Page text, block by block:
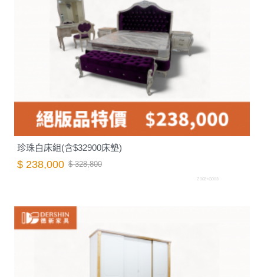
珍珠白床組(含$32900床墊)
$ 238,000 $ 328,800
Z002+G003